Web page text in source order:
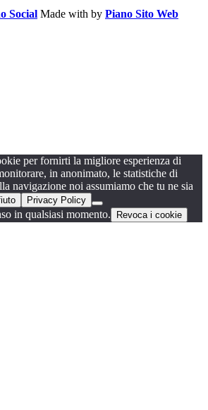
Social Made with by Piano Sito Web
per fornirti la migliore esperienza di
in anonimato, le statistiche di
navigazione noi assumiamo che tu ne sia
Privacy Policy
in qualsiasi momento. Revoca i cookie